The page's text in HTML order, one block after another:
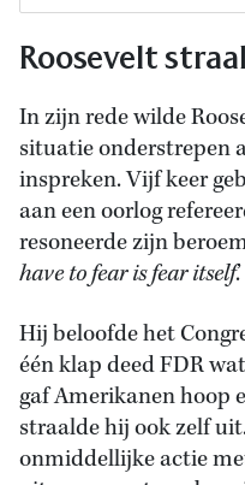
Roosevelt
In zijn rede wilde
situatie onderstrepen
inspreken. Vijf keer
aan een oorlog
resoneerde zijn
have to fear is fear itself.’
Hij beloofde het
één klap deed FDR
gaf Amerikanen hoop
straalde hij ook zelf
onmiddellijke actie